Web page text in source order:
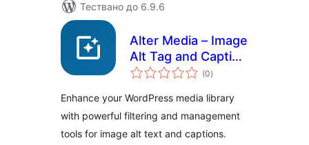
Тествано до 6.9.6
Alter Media – Image
Alt Tag and Caption
Detector
(0общо
оценки
)
Enhance your WordPress media library
with powerful filtering and management
tools for image alt text and captions.